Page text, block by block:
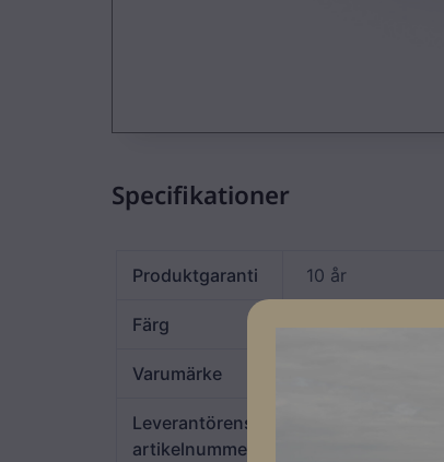
Specifikationer
Produktgaranti 10 år
Färg
Varumärke
Leverantörens
artikelnummer